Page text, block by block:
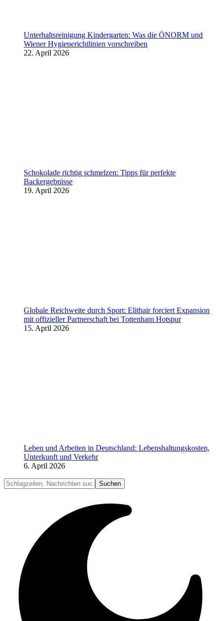
Unterhaltsreinigung Kindergarten: Was die ÖNORM und
Wiener Hygienerichtlinien vorschreiben
22. April 2026
Schokolade richtig schmelzen: Tipps für perfekte
Backergebnisse
19. April 2026
Globale Reichweite durch Sport: Elithair forciert Expansion
mit offizieller Partnerschaft bei Tottenham Hotspur
15. April 2026
Leben und Arbeiten in Deutschland: Lebenshaltungskosten,
Unterkunft und Verkehr
6. April 2026